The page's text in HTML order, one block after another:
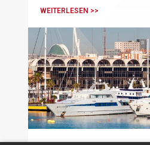
das der so genannten
WEITERLESEN >>